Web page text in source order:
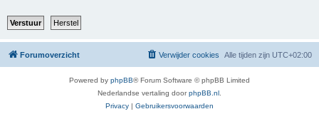
Forumoverzicht Alle tijden zijn UTC+02:00
Verwijder cookies
Powered by phpBB® Forum Software © phpBB Limited
Nederlandse vertaling doorphpBB.nl.
Privacy | Gebruikersvoorwaarden